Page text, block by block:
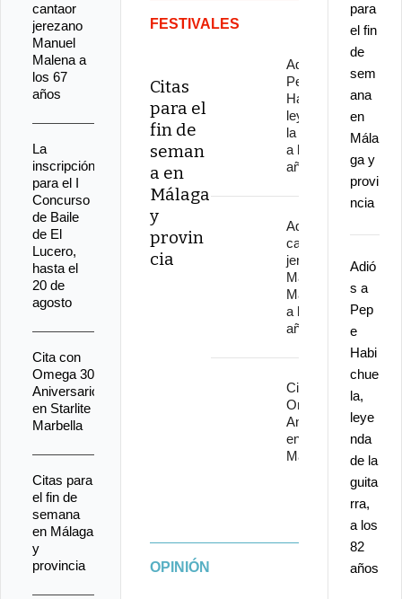
FESTIVALES
Citas
para el
fin de
seman
a en
Málaga
y
provin
cia
Adiós a
Pepe
Habichuela,
leyenda de
la guitarra,
a los 82
años
Adiós al
cantaor
jerezano
Manuel
Malena
a los 67
años
Cita con
Omega 30
Aniversario
en Starlite
Marbella
OPINIÓN
para
el fin
de
sem
ana
en
Mála
ga y
provi
ncia
Adió
s a
Pep
e
Habi
chue
la,
leye
nda
de la
guita
rra,
a los
82
años
cantaor
jerezano
Manuel
Malena a
los 67
años
La
inscripción
para el I
Concurso
de Baile
de El
Lucero,
hasta el
20 de
agosto
Cita con
Omega 30
Aniversario
en Starlite
Marbella
Citas para
el fin de
semana
en Málaga
y
provincia